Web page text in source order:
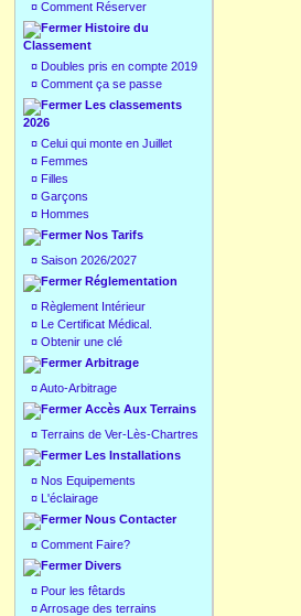
¤ Comment Réserver
Histoire du
Classement
¤ Doubles pris en compte 2019
¤ Comment ça se passe
Les classements
2026
¤ Celui qui monte en Juillet
¤ Femmes
¤ Filles
¤ Garçons
¤ Hommes
Nos Tarifs
¤ Saison 2026/2027
Réglementation
¤ Règlement Intérieur
¤ Le Certificat Médical.
¤ Obtenir une clé
Arbitrage
¤Auto-Arbitrage
Accès Aux Terrains
¤ Terrains de Ver-Lès-Chartres
Les Installations
¤ Nos Equipements
¤ L'éclairage
Nous Contacter
¤ Comment Faire?
Divers
¤ Pour les fêtards
¤Arrosage des terrains